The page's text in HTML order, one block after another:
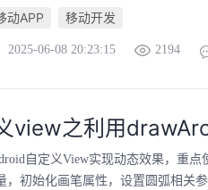
动APP 移动开发
2025-06-08 20:23:15 2194
view之利用
自定义View实现动态效果，重
，初始化画笔属性，设置圆弧相关